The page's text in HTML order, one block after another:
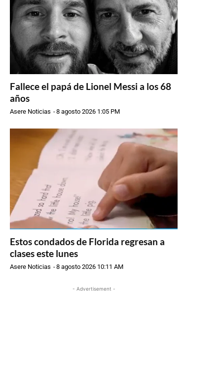
Fallece el papá de Lionel Messi a los 68
años
Asere Noticias -8 agosto 2026 1:05 PM
Estos condados de Florida regresan a
clases este lunes
Asere Noticias -8 agosto 2026 10:11 AM
- Advertisement -